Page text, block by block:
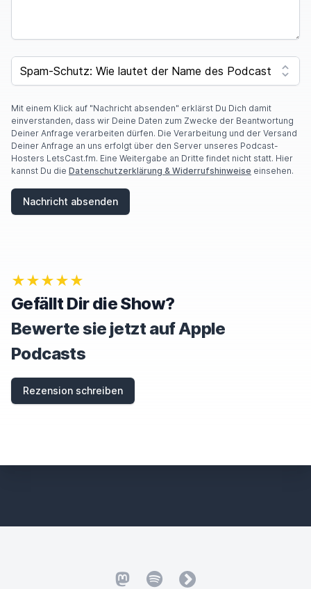
F
O
A
R
E
A
H
U
R
E
T
H
I
S
F
E
SPAM CAPTCHA
Mit einem Klick auf "Nachricht absenden" erklärst Du Dich damit
einverstanden, dass wir Deine Daten zum Zwecke der Beantwortung
Deiner Anfrage verarbeiten dürfen. Die Verarbeitung und der Versand
Deiner Anfrage an uns erfolgt über den Server unseres Podcast-
Hosters LetsCast.fm. Eine Weitergabe an Dritte findet nicht statt. Hier
kannst Du die Datenschutzerklärung & Widerrufshinweise einsehen.
Nachricht absenden
★★★★★
Gefällt Dir die Show?
Bewerte sie jetzt auf Apple
Podcasts
Rezension schreiben
MastodonSpotifyfyyd